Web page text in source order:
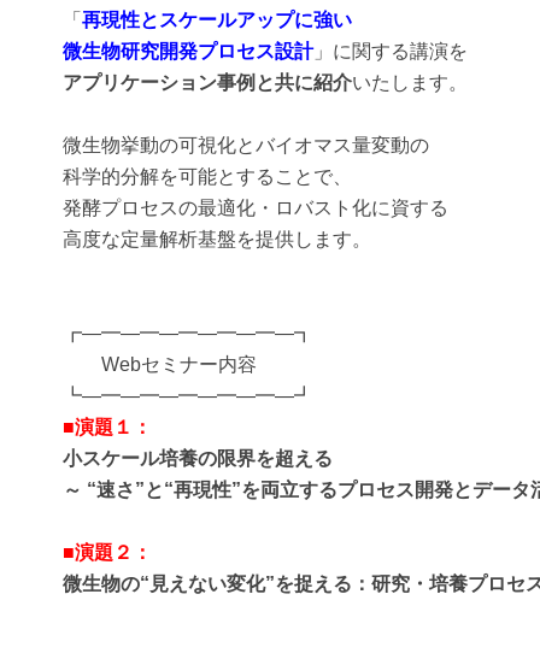
「 再現性とスケールアップに強い
微生物研究開発プロセス設計」に関する講演を
アプリケーション事例と共に紹介いたします。
微生物挙動の可視化とバイオマス量変動の
科学的分解を可能とすることで、
発酵プロセスの最適化・ロバスト化に資する
高度な定量解析基盤を提供します。
┏―━―━―━―━―━―┓
Webセミナー内容
┗―━―━―━―━―━―┛
■演題１：
小スケール培養の限界を超える
～ “速さ”と“再現性”を両立するプロセス開発とデー
■演題２：
微生物の“見えない変化”を捉える：研究・培養プロセ